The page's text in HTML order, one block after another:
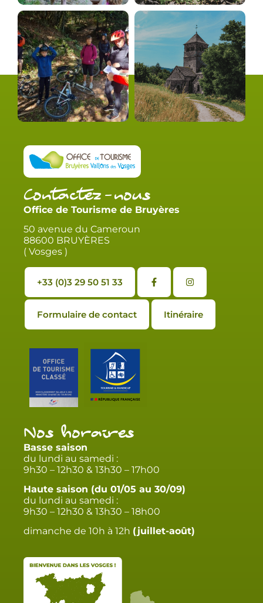
Contactez-nous
Office de Tourisme de Bruyères
50 avenue du Cameroun
88600 BRUYÈRES
( Vosges )
+33 (0)3 29 50 51 33
Formulaire de contact Itinéraire
Nos horaires
Basse saison
du lundi au samedi :
9h30 – 12h30 & 13h30 – 17h00
Haute saison (du 01/05 au 30/09)
du lundi au samedi :
9h30 – 12h30 & 13h30 – 18h00
dimanche de 10h à 12h (juillet-août)